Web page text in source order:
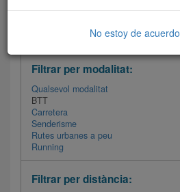
Filtrar les rutes
Filtrar per modalitat:
Qualsevol modalitat
BTT
Carretera
Senderisme
Rutes urbanes a peu
Running
Filtrar per distància:
No estoy de acuerdo